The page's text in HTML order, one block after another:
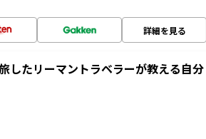
詳細を見る
たリーマントラベラーが教える自分